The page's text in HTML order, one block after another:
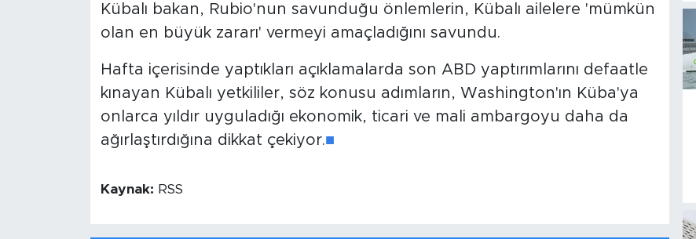
Kübalı bakan, Rubio'nun savunduğu önlemlerin, Kübalı ailelere 'mümkün
olan en büyük zararı' vermeyi amaçladığını savundu.
Hafta içerisinde yaptıkları açıklamalarda son ABD yaptırımlarını defaatle
kınayan Kübalı yetkililer, söz konusu adımların, Washington'ın Küba'ya
onlarca yıldır uyguladığı ekonomik, ticari ve mali ambargoyu daha da
ağırlaştırdığına dikkat çekiyor.■
Kaynak: RSS